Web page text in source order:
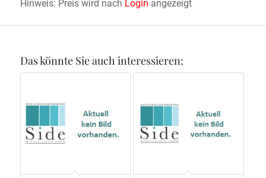
Hinweis: Preis wird nach Login angezeigt
Das könnte Sie auch interessieren: